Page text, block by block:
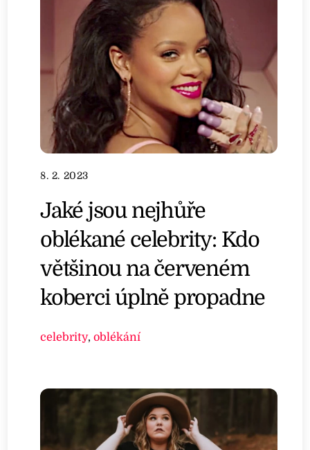
8. 2. 2023
Jaké jsou nejhůře
oblékané celebrity: Kdo
většinou na červeném
koberci úplně propadne
celebrity,oblékání